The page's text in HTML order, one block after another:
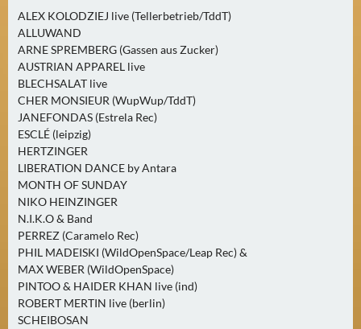
S
T
E
R
S
A
M
S
T
A
G
(
0
A
U
ALEX KOLODZIEJ live (Tellerbetrieb/TddT)
ALLUWAND
ARNE SPREMBERG (Gassen aus Zucker)
AUSTRIAN APPAREL live
BLECHSALAT live
CHER MONSIEUR (WupWup/TddT)
JANEFONDAS (Estrela Rec)
ESCLÉ (leipzig)
HERTZINGER
LIBERATION DANCE by Antara
MONTH OF SUNDAY
NIKO HEINZINGER
N.I.K.O & Band
PERREZ (Caramelo Rec)
PHIL MADEISKI (WildOpenSpace/Leap Rec) &
MAX WEBER (WildOpenSpace)
PINTOO & HAIDER KHAN live (ind)
ROBERT MERTIN live (berlin)
SCHEIBOSAN